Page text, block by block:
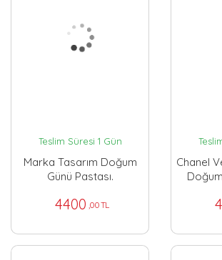
Teslim Süresi 1 Gün
Marka Tasarım Doğum
Günü Pastası.
4400 ,00 TL
Chanel